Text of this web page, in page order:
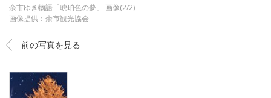
余市ゆき物語「琥珀色の夢」 画像(2/2)
画像提供：余市観光協会
前の写真を見る